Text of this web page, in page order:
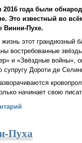
2016 года были
Это известный во
Винни-Пухе.
жизнь этот грандиозный
востребованные
и «Звёздные войны»,
супругу Дороти де
начинает свою
фильма об Алане
Пуха